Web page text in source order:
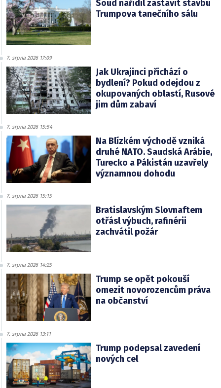
Soud nařídil zastavit stavbu
Trumpova tanečního sálu
7. srpna 2026 17:09
Jak Ukrajinci přichází o
bydlení? Pokud odejdou z
okupovaných oblastí, Rusové
jim dům zabaví
7. srpna 2026 15:54
Na Blízkém východě vzniká
druhé NATO. Saudská Arábie,
Turecko a Pákistán uzavřely
významnou dohodu
7. srpna 2026 15:15
Bratislavským Slovnaftem
otřásl výbuch, rafinérii
zachvátil požár
7. srpna 2026 14:25
Trump se opět pokouší
omezit novorozencům práva
na občanství
7. srpna 2026 13:11
Trump podepsal zavedení
nových cel